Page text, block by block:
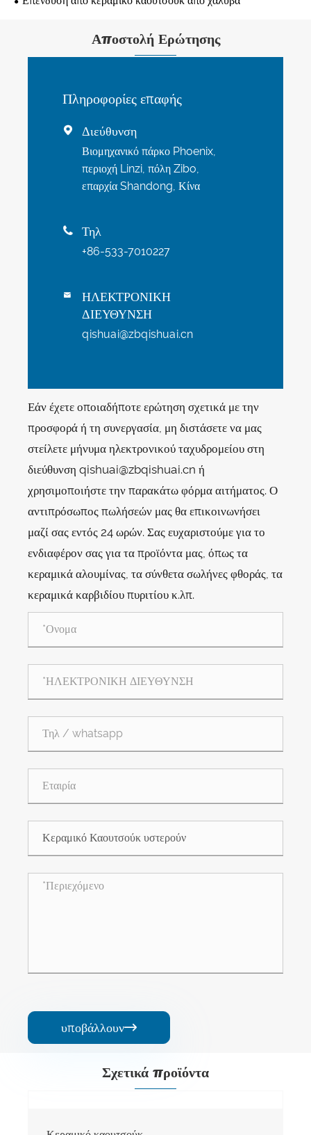
Αποστολή Ερώτησης
Πληροφορίες επαφής
 Διεύθυνση
Βιομηχανικό πάρκο Phoenix,
περιοχή Linzi, πόλη Zibo,
επαρχία Shandong, Κίνα
 Τηλ
+86-533-7010227

ΗΛΕΚΤΡΟΝΙΚΗ
ΔΙΕΥΘΥΝΣΗ
qishuai@zbqishuai.cn
Εάν έχετε οποιαδήποτε ερώτηση σχετικά με την
προσφορά ή τη συνεργασία, μη διστάσετε να μας
στείλετε μήνυμα ηλεκτρονικού ταχυδρομείου στη
διεύθυνση qishuai@zbqishuai.cn ή
χρησιμοποιήστε την παρακάτω φόρμα αιτήματος. Ο
αντιπρόσωπος πωλήσεών μας θα επικοινωνήσει
μαζί σας εντός 24 ωρών. Σας ευχαριστούμε για το
ενδιαφέρον σας για τα προϊόντα μας, όπως τα
κεραμικά αλουμίνας, τα σύνθετα σωλήνες φθοράς, τα
κεραμικά καρβιδίου πυριτίου κ.λπ.
υποβάλλουν
Σχετικά προϊόντα